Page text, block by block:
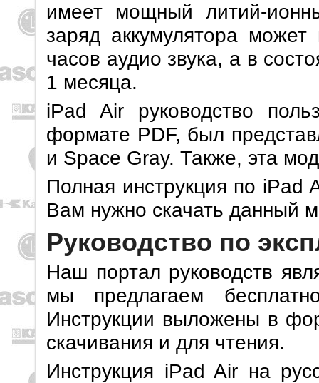
имеет мощный литий-
заряд аккумулятора
часов аудио звука, а в
1 месяца.
iPad Air руководство
формате PDF, был
и Space Gray. Также, эта
Полная инструкция по iPad
Вам нужно скачать данный
Руководство по
Наш портал руководств
мы предлагаем
Инструкции выложены в
скачивания и для чтения.
Инструкция iPad Air на